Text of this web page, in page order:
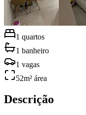
1 quartos
1 banheiro
1 vagas
52m² área
Descrição